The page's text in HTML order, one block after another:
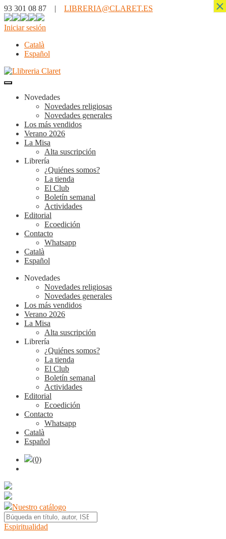
93 301 08 87 | LIBRERIA@CLARET.ES
Iniciar sesión
Català
Español
Novedades
Novedades religiosas
Novedades generales
Los más vendidos
Verano 2026
La Misa
Alta suscripción
Librería
¿Quiénes somos?
La tienda
El Club
Boletín semanal
Actividades
Editorial
Ecoedición
Contacto
Whatsapp
Català
Español
Novedades
Novedades religiosas
Novedades generales
Los más vendidos
Verano 2026
La Misa
Alta suscripción
Librería
¿Quiénes somos?
La tienda
El Club
Boletín semanal
Actividades
Editorial
Ecoedición
Contacto
Whatsapp
Català
Español
(0)
Nuestro catálogo
Espiritualidad
×